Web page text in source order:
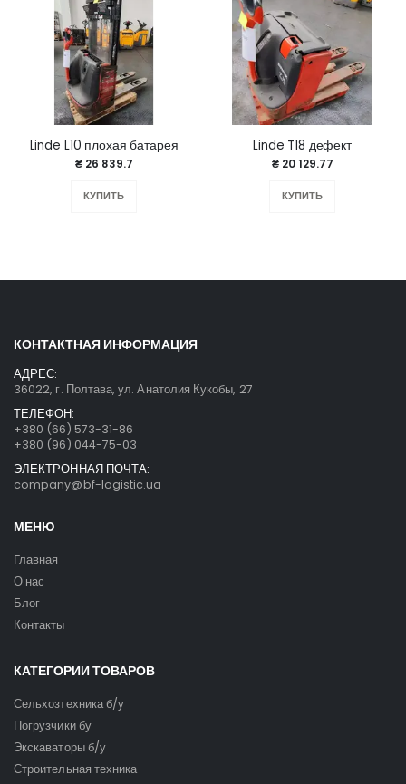
Linde L10 плохая батарея
₴ 26 839.7
КУПИТЬ
Linde T18 дефект
₴ 20 129.77
КУПИТЬ
КОНТАКТНАЯ ИНФОРМАЦИЯ
АДРЕС:
36022, г. Полтава, ул. Анатолия Кукобы, 27
ТЕЛЕФОН:
+380 (66) 573-31-86
+380 (96) 044-75-03
ЭЛЕКТРОННАЯ ПОЧТА:
company@bf-logistic.ua
МЕНЮ
Главная
О нас
Блог
Контакты
КАТЕГОРИИ ТОВАРОВ
Сельхозтехника б/у
Погрузчики бу
Экскаваторы б/у
Строительная техника